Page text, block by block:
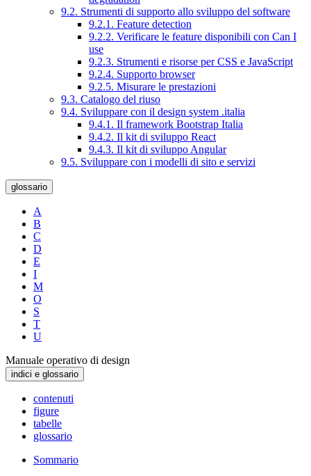
9.2. Strumenti di supporto allo sviluppo del software
9.2.1. Feature detection
9.2.2. Verificare le feature disponibili con Can I
use
9.2.3. Strumenti e risorse per CSS e JavaScript
9.2.4. Supporto browser
9.2.5. Misurare le prestazioni
9.3. Catalogo del riuso
9.4. Sviluppare con il design system .italia
9.4.1. Il framework Bootstrap Italia
9.4.2. Il kit di sviluppo React
9.4.3. Il kit di sviluppo Angular
9.5. Sviluppare con i modelli di sito e servizi
glossario
A
B
C
D
E
I
M
O
S
T
U
Manuale operativo di design
indici e glossario
contenuti
figure
tabelle
glossario
Sommario